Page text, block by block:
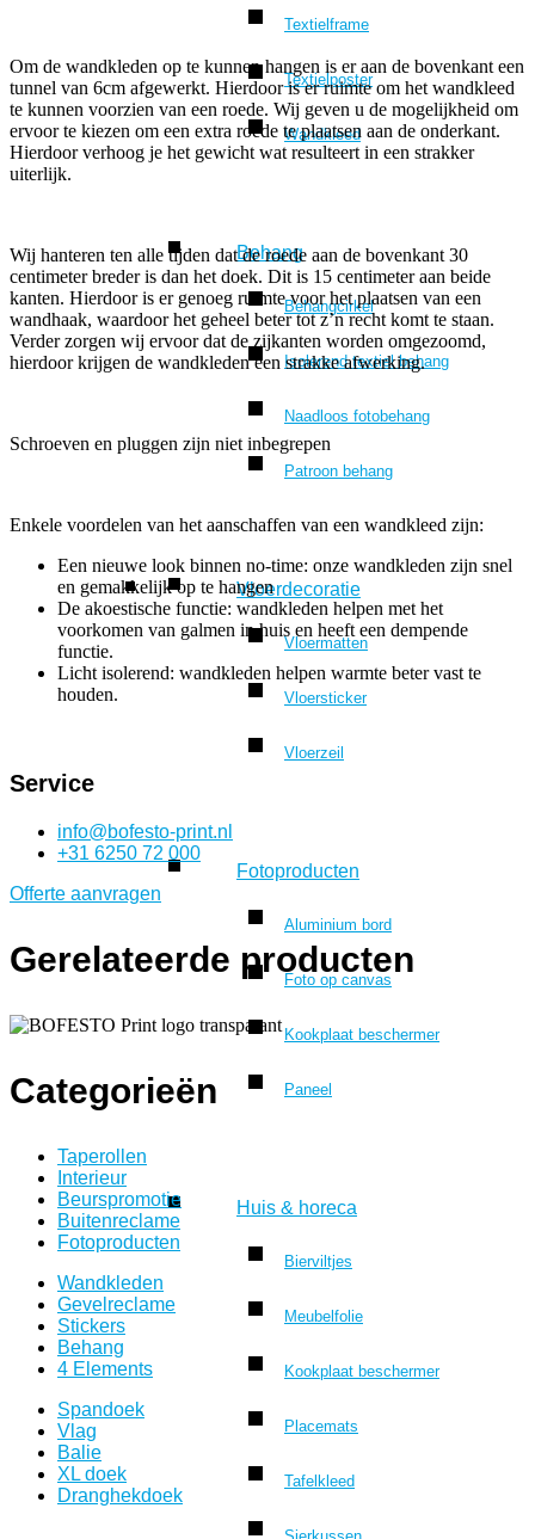
Textielframe
Textielposter
Wandkleed
Behang
Behangcirkel
Isolerend textiel behang
Naadloos fotobehang
Patroon behang
Vloerdecoratie
Vloermatten
Vloersticker
Vloerzeil
Fotoproducten
Aluminium bord
Foto op canvas
Kookplaat beschermer
Paneel
Huis & horeca
Bierviltjes
Meubelfolie
Kookplaat beschermer
Placemats
Tafelkleed
Om de wandkleden op te kunnen hangen is er aan de bovenkant een
tunnel van 6cm afgewerkt. Hierdoor is er ruimte om het wandkleed
te kunnen voorzien van een roede. Wij geven u de mogelijkheid om
ervoor te kiezen om een extra roede te plaatsen aan de onderkant.
Hierdoor verhoog je het gewicht wat resulteert in een strakker
uiterlijk.
Wij hanteren ten alle tijden dat de roede aan de bovenkant 30
centimeter breder is dan het doek. Dit is 15 centimeter aan beide
kanten. Hierdoor is er genoeg ruimte voor het plaatsen van een
wandhaak, waardoor het geheel beter tot z’n recht komt te staan.
Verder zorgen wij ervoor dat de zijkanten worden omgezoomd,
hierdoor krijgen de wandkleden een strakke afwerking.
Schroeven en pluggen zijn niet inbegrepen
Enkele voordelen van het aanschaffen van een wandkleed zijn:
Een nieuwe look binnen no-time: onze wandkleden zijn snel
en gemakkelijk op te hangen
De akoestische functie: wandkleden helpen met het
voorkomen van galmen in huis en heeft een dempende
functie.
Licht isolerend: wandkleden helpen warmte beter vast te
houden.
Service
info@bofesto-print.nl
+31 6250 72 000
Offerte aanvragen
Gerelateerde producten
Categorieën
Taperollen
Interieur
Beurspromotie
Buitenreclame
Fotoproducten
Wandkleden
Gevelreclame
Stickers
Behang
4 Elements
Spandoek
Vlag
Balie
XL doek
Dranghekdoek